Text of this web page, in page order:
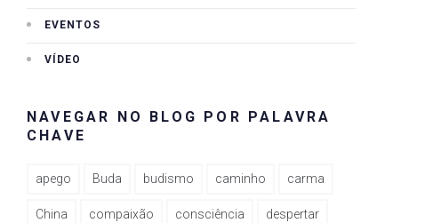
EVENTOS
VÍDEO
NAVEGAR NO BLOG POR PALAVRA
CHAVE
apego Buda budismo caminho carma
China compaixão consciência despertar